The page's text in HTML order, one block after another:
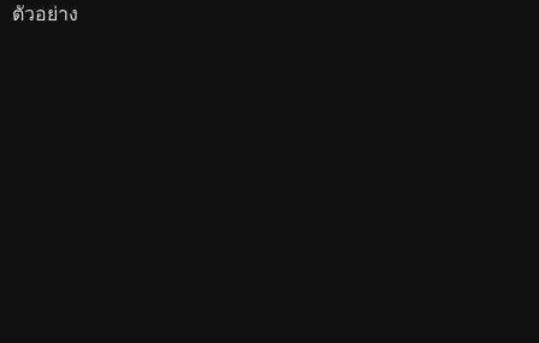
ตัวอย่าง